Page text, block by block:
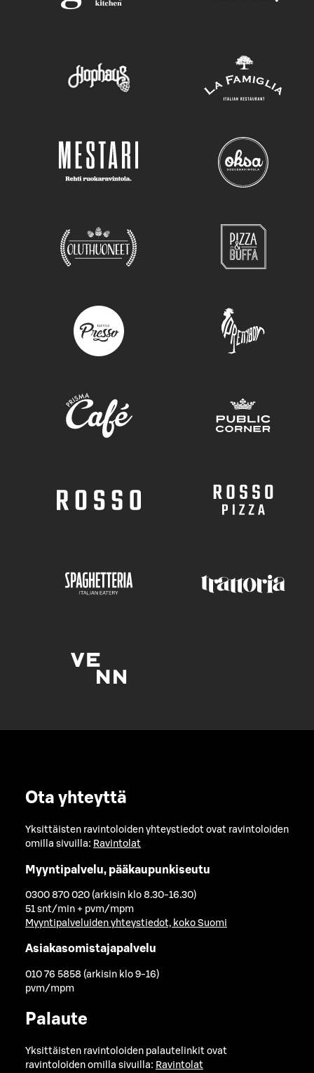
Ota yhteyttä
Yksittäisten ravintoloiden yhteystiedot ovat ravintoloiden
omilla sivuilla: Ravintolat
Myyntipalvelu, pääkaupunkiseutu
0300 870 020 (arkisin klo 8.30-16.30)
51 snt/min + pvm/mpm
Myyntipalveluiden yhteystiedot, koko Suomi
Asiakasomistajapalvelu
010 76 5858 (arkisin klo 9-16)
pvm/mpm
Palaute
Yksittäisten ravintoloiden palautelinkit ovat
ravintoloiden omilla sivuilla: Ravintolat